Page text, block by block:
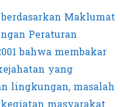
Maklumat
Peraturan
bahwa membakar
yang
lingkungan, masalah